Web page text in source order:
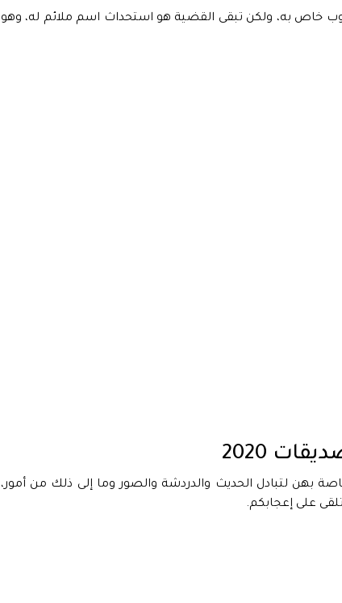
خاص به، ولكن تبقى القضية هو استحداث اسم ملائم له، وهو
2020
بهن لتبادل الحديث والدردشة والصور وما إلى ذلك من أمور،
على إعجابكم.